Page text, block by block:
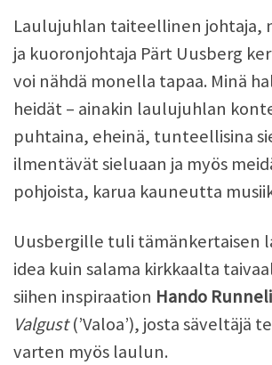
Laulujuhlan taiteellinen johtaja,
ja kuoronjohtaja Pärt Uusberg
voi nähdä monella tapaa. Minä
heidät – ainakin laulujuhlan
puhtaina, eheinä, tunteellisina
ilmentävät sieluaan ja myös
pohjoista, karua kauneutta
Uusbergille tuli tämänkertaisen
idea kuin salama kirkkaalta
siihen inspiraation Hando
Valgust(’Valoa’), josta säveltäjä
varten myös laulun.